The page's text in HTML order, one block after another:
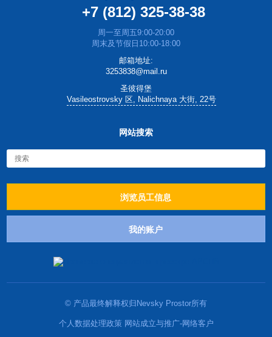
+7 (812) 325-38-38
周一至周五9:00-20:00
周末及节假日10:00-18:00
邮箱地址:
3253838@mail.ru
圣彼得堡
Vasileostrovsky 区, Nalichnaya 大街, 22号
网站搜索
浏览员工信息
我的账户
© 产品最终解释权归Nevsky Prostor所有
个人数据处理政策 网站成立与推广-网络客户